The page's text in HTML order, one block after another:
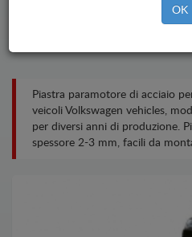
Piastra paramotore di acciaio
veicoli Volkswagen vehicles,
per diversi anni di produzione.
spessore 2-3 mm, facili da
OK